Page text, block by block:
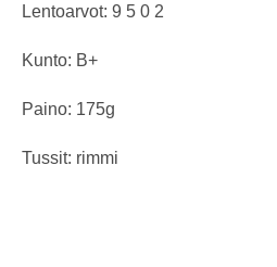
Lentoarvot: 9 5 0 2
Kunto: B+
Paino: 175g
Tussit: rimmi